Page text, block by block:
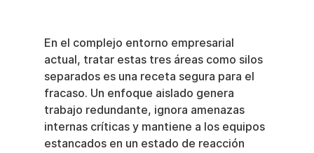
En el complejo entorno empresarial
actual, tratar estas tres áreas como silos
separados es una receta segura para el
fracaso. Un enfoque aislado genera
trabajo redundante, ignora amenazas
internas críticas y mantiene a los equipos
estancados en un estado de reacción